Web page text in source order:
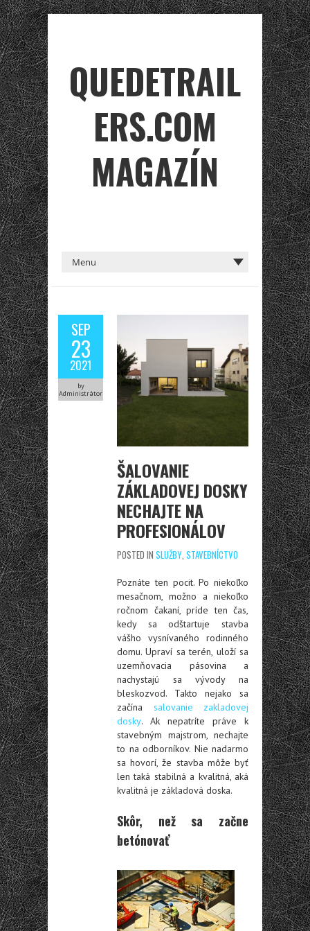
QUEDETRAIL
ERS.COM
MAGAZÍN
SEP
23
2021
by
Administrátor
ŠALOVANIE
ZÁKLADOVEJ DOSKY
NECHAJTE NA
PROFESIONÁLOV
POSTED IN SLUŽBY, STAVEBNÍCTVO
Poznáte ten pocit. Po niekoľko
mesačnom, možno a niekoľko
ročnom čakaní, príde ten čas,
kedy sa odštartuje stavba
vášho vysnívaného rodinného
domu. Upraví sa terén, uloží sa
uzemňovacia pásovina a
nachystajú sa vývody na
bleskozvod. Takto nejako sa
začína salovanie zakladovej
dosky. Ak nepatríte práve k
stavebným majstrom, nechajte
to na odborníkov. Nie nadarmo
sa hovorí, že stavba môže byť
len taká stabilná a kvalitná, aká
kvalitná je základová doska.
Skôr, než sa začne
betónovať